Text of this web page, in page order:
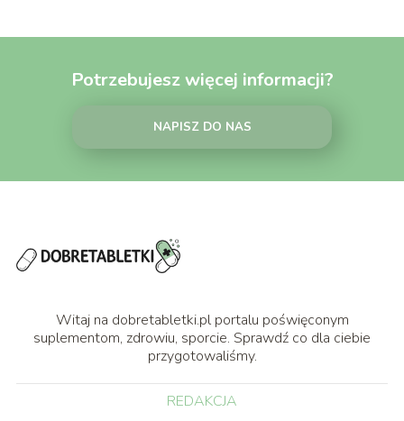
Potrzebujesz więcej informacji?
NAPISZ DO NAS
Witaj na dobretabletki.pl portalu poświęconym
suplementom, zdrowiu, sporcie. Sprawdź co dla ciebie
przygotowaliśmy.
REDAKCJA